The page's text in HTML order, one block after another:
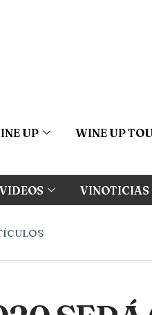
UP WINE UP
VIDEOS VINOTICIAS